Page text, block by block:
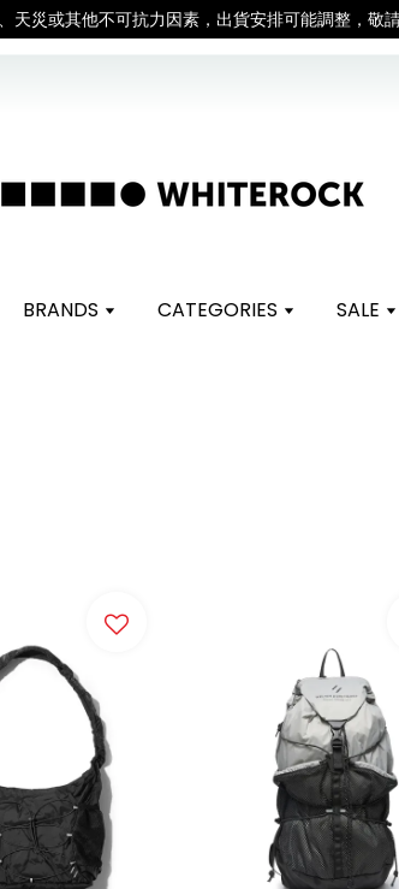
天災或其他不可抗力因素，出貨安排可能調整，敬
BRANDS CATEGORIES SALE